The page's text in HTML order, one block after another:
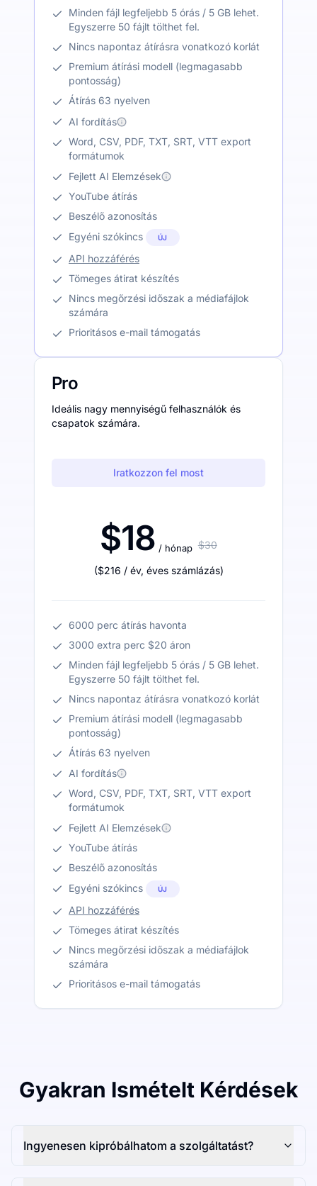
Minden fájl legfeljebb 5 órás / 5 GB lehet.
Egyszerre 50 fájlt tölthet fel.
Nincs napontaz átírásra vonatkozó korlát
Premium átírási modell (legmagasabb
pontosság)
Átírás 63 nyelven
AI fordítás
Word, CSV, PDF, TXT, SRT, VTT export
formátumok
Fejlett AI Elemzések
YouTube átírás
Beszélő azonosítás
Egyéni szókincs
ÚJ
API hozzáférés
Tömeges átirat készítés
Nincs megőrzési időszak a médiafájlok
számára
Prioritásos e-mail támogatás
Pro
Ideális nagy mennyiségű felhasználók és
csapatok számára.
Iratkozzon fel most
$18 / hónap $30
($216 / év, éves számlázás)
6000 perc átírás havonta
3000 extra perc $20 áron
Minden fájl legfeljebb 5 órás / 5 GB lehet.
Egyszerre 50 fájlt tölthet fel.
Nincs napontaz átírásra vonatkozó korlát
Premium átírási modell (legmagasabb
pontosság)
Átírás 63 nyelven
AI fordítás
Word, CSV, PDF, TXT, SRT, VTT export
formátumok
Fejlett AI Elemzések
YouTube átírás
Beszélő azonosítás
Egyéni szókincs
ÚJ
API hozzáférés
Tömeges átirat készítés
Nincs megőrzési időszak a médiafájlok
számára
Prioritásos e-mail támogatás
Gyakran Ismételt Kérdések
Ingyenesen kipróbálhatom a szolgáltatást?